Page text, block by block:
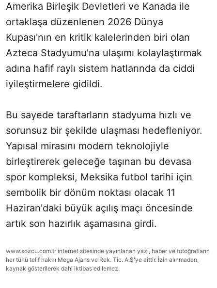
Amerika Birleşik Devletleri ve Kanada ile
ortaklaşa düzenlenen 2026 Dünya
Kupası'nın en kritik kalelerinden biri olan
Azteca Stadyumu'na ulaşımı kolaylaştırmak
adına hafif raylı sistem hatlarında da ciddi
iyileştirmelere gidildi.
Bu sayede taraftarların stadyuma hızlı ve
sorunsuz bir şekilde ulaşması hedefleniyor.
Yapısal mirasını modern teknolojiyle
birleştirerek geleceğe taşınan bu devasa
spor kompleksi, Meksika futbol tarihi için
sembolik bir dönüm noktası olacak 11
Haziran'daki büyük açılış maçı öncesinde
artık son hazırlık aşamasına girdi.
www.sozcu.com.tr internet sitesinde yayınlanan yazı, haber ve fotoğrafların
her türlü telif hakkı Mega Ajans ve Rek. Tic. A.Ş'ye aittir. İzin alınmadan,
kaynak gösterilerek dahi iktibas edilemez.